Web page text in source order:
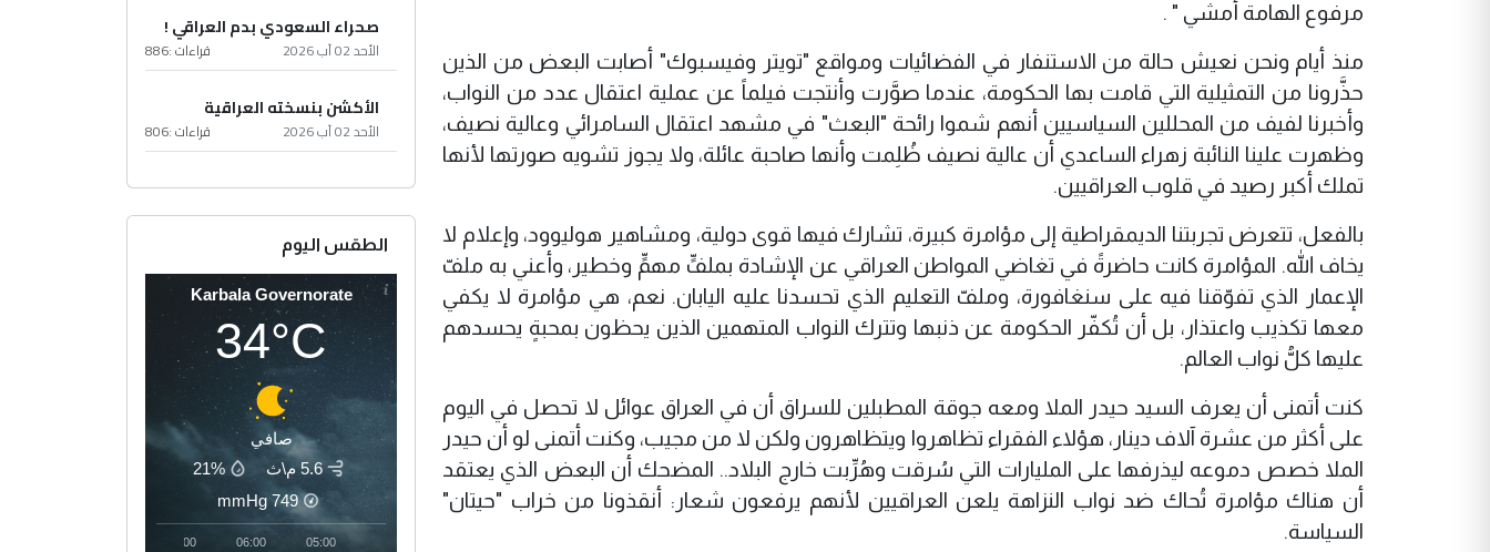
مرفوع الهامة أمشي " .
منذ أيام ونحن نعيش حالة من الاستنفار في الفضائيات ومواقع "تويتر وفيسبوك" أصابت البعض من الذين
حذَّرونا من التمثيلية التي قامت بها الحكومة، عندما صوَّرت وأنتجت فيلماً عن عملية اعتقال عدد من النواب،
وأخبرنا لفيف من المحللين السياسيين أنهم شموا رائحة "البعث" في مشهد اعتقال السامرائي وعالية نصيف،
وظهرت علينا النائبة زهراء الساعدي أن عالية نصيف ظُلِمت وأنها صاحبة عائلة، ولا يجوز تشويه صورتها لأنها
تملك أكبر رصيد في قلوب العراقيين.
بالفعل، تتعرض تجربتنا الديمقراطية إلى مؤامرة كبيرة، تشارك فيها قوى دولية، ومشاهير هوليوود، وإعلام لا
يخاف الله. المؤامرة كانت حاضرةً في تغاضي المواطن العراقي عن الإشادة بملفٍّ مهمٍّ وخطير، وأعني به ملفّ
الإعمار الذي تفوّقنا فيه على سنغافورة، وملفّ التعليم الذي تحسدنا عليه اليابان. نعم، هي مؤامرة لا يكفي
معها تكذيب واعتذار، بل أن تُكفّر الحكومة عن ذنبها وتترك النواب المتهمين الذين يحظون بمحبةٍ يحسدهم
عليها كلُّ نواب العالم.
كنت أتمنى أن يعرف السيد حيدر الملا ومعه جوقة المطبلين للسراق أن في العراق عوائل لا تحصل في اليوم
على أكثر من عشرة آلاف دينار، هؤلاء الفقراء تظاهروا ويتظاهرون ولكن لا من مجيب، وكنت أتمنى لو أن حيدر
الملا خصص دموعه ليذرفها على المليارات التي سُرقت وهُرِّبت خارج البلاد.. المضحك أن البعض الذي يعتقد
أن هناك مؤامرة تُحاك ضد نواب النزاهة يلعن العراقيين لأنهم يرفعون شعار: أنقذونا من خراب "حيتان"
السياسة.
صحراء السعودي بدم العراقي !
الأحد 02 آب 2026 قراءات :886
الأكشن بنسخته العراقية
الأحد 02 آب 2026 قراءات :806
الطقس اليوم
Karbala Governorate
34°C
صافي
5.6 م\ث
21%
749
mmHg
05:00
06:00
07:00